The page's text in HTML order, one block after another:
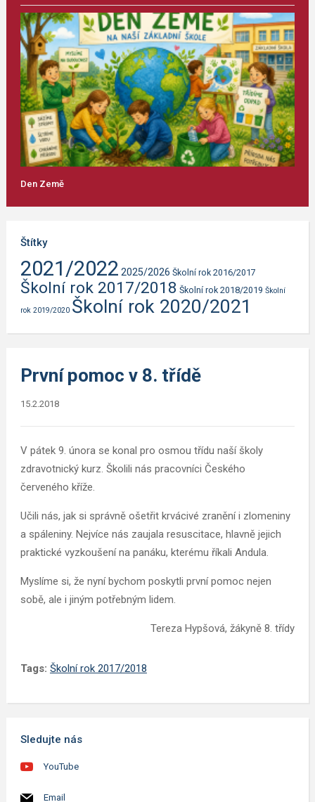
Den Země
Štítky
2021/2022 2025/2026 Školní rok 2016/2017
Školní rok 2017/2018 Školní rok 2018/2019 Školní
rok 2019/2020 Školní rok 2020/2021
První pomoc v 8. třídě
15.2.2018
V pátek 9. února se konal pro osmou třídu naší školy
zdravotnický kurz. Školili nás pracovníci Českého
červeného kříže.
Učili nás, jak si správně ošetřit krvácivé zranění i zlomeniny
a spáleniny. Nejvíce nás zaujala resuscitace, hlavně jejich
praktické vyzkoušení na panáku, kterému říkali Andula.
Myslíme si, že nyní bychom poskytli první pomoc nejen
sobě, ale i jiným potřebným lidem.
Tereza Hypšová, žákyně 8. třídy
Tags: Školní rok 2017/2018
Sledujte nás
YouTube
Email